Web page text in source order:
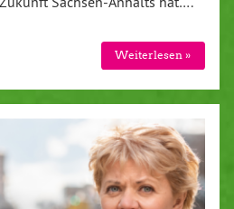
Weiterlesen »